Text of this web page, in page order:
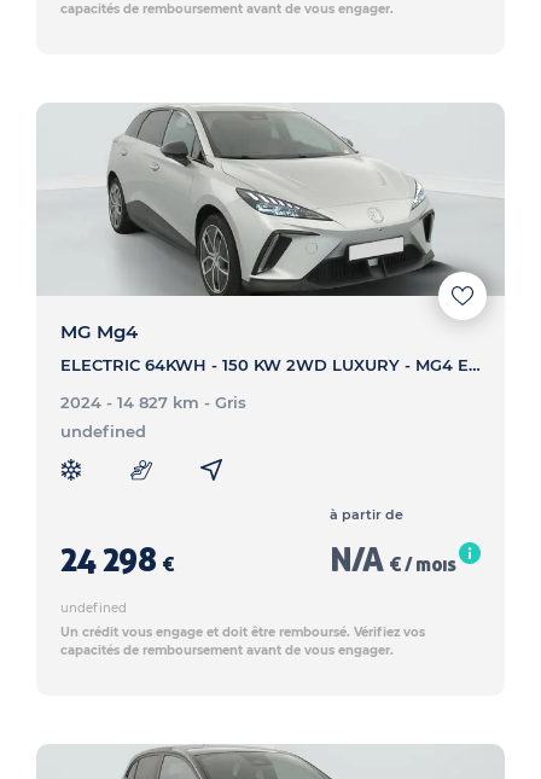
capacités de remboursement avant de vous engager.
MG Mg4
ELECTRIC 64KWH - 150 KW 2WD LUXURY - MG4 ELECTRIC 64KWH - 150 KW 2WD LUXURY
2024 - 14 827 km - Gris
undefined
24 298 €
à partir de
N/A € / mois
undefined
Un crédit vous engage et doit être remboursé. Vérifiez vos
capacités de remboursement avant de vous engager.